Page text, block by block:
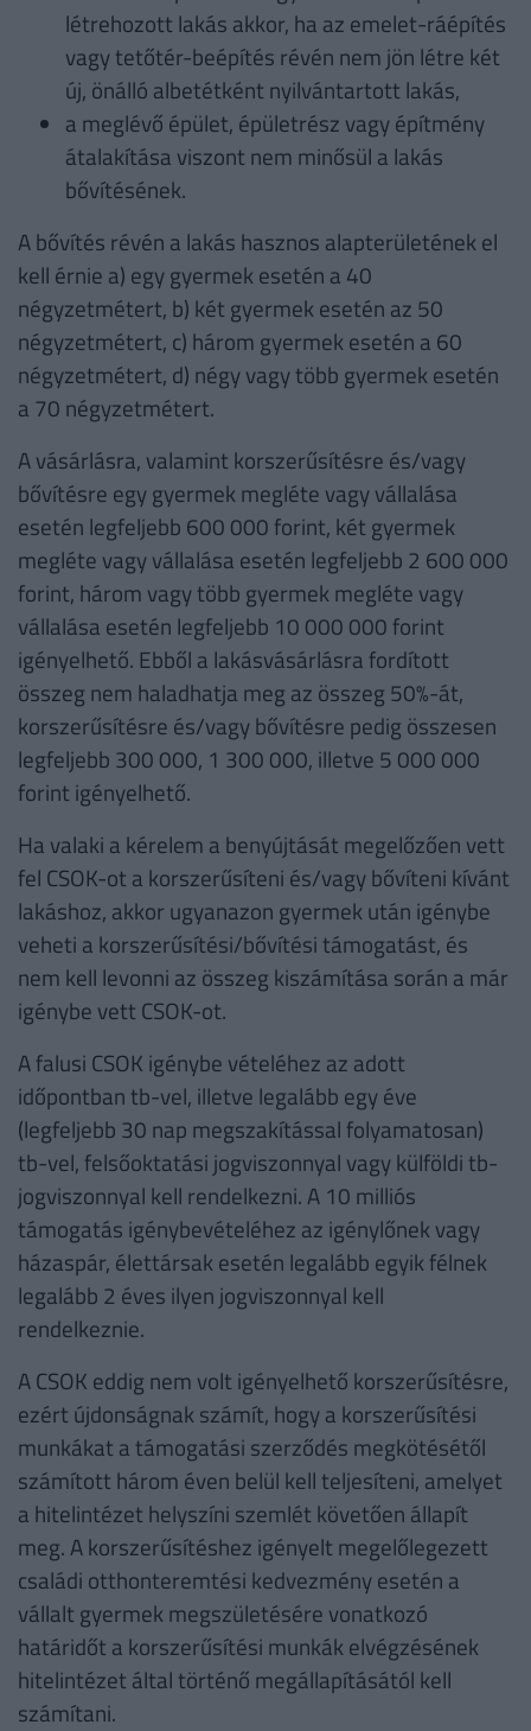
létrehozott lakás akkor, ha az emelet-ráépítés
vagy tetőtér-beépítés révén nem jön létre két
új, önálló albetétként nyilvántartott lakás,
a meglévő épület, épületrész vagy építmény
átalakítása viszont nem minősül a lakás
bővítésének.
A bővítés révén a lakás hasznos alapterületének el
kell érnie a) egy gyermek esetén a 40
négyzetmétert, b) két gyermek esetén az 50
négyzetmétert, c) három gyermek esetén a 60
négyzetmétert, d) négy vagy több gyermek esetén
a 70 négyzetmétert.
A vásárlásra, valamint korszerűsítésre és/vagy
bővítésre egy gyermek megléte vagy vállalása
esetén legfeljebb 600 000 forint, két gyermek
megléte vagy vállalása esetén legfeljebb 2 600 000
forint, három vagy több gyermek megléte vagy
vállalása esetén legfeljebb 10 000 000 forint
igényelhető. Ebből a lakásvásárlásra fordított
összeg nem haladhatja meg az összeg 50%-át,
korszerűsítésre és/vagy bővítésre pedig összesen
legfeljebb 300 000, 1 300 000, illetve 5 000 000
forint igényelhető.
Ha valaki a kérelem a benyújtását megelőzően vett
fel CSOK-ot a korszerűsíteni és/vagy bővíteni kívánt
lakáshoz, akkor ugyanazon gyermek után igénybe
veheti a korszerűsítési/bővítési támogatást, és
nem kell levonni az összeg kiszámítása során a már
igénybe vett CSOK-ot.
A falusi CSOK igénybe vételéhez az adott
időpontban tb-vel, illetve legalább egy éve
(legfeljebb 30 nap megszakítással folyamatosan)
tb-vel, felsőoktatási jogviszonnyal vagy külföldi tb-
jogviszonnyal kell rendelkezni. A 10 milliós
támogatás igénybevételéhez az igénylőnek vagy
házaspár, élettársak esetén legalább egyik félnek
legalább 2 éves ilyen jogviszonnyal kell
rendelkeznie.
A CSOK eddig nem volt igényelhető korszerűsítésre,
ezért újdonságnak számít, hogy a korszerűsítési
munkákat a támogatási szerződés megkötésétől
számított három éven belül kell teljesíteni, amelyet
a hitelintézet helyszíni szemlét követően állapít
meg. A korszerűsítéshez igényelt megelőlegezett
családi otthonteremtési kedvezmény esetén a
vállalt gyermek megszületésére vonatkozó
határidőt a korszerűsítési munkák elvégzésének
hitelintézet által történő megállapításától kell
számítani.